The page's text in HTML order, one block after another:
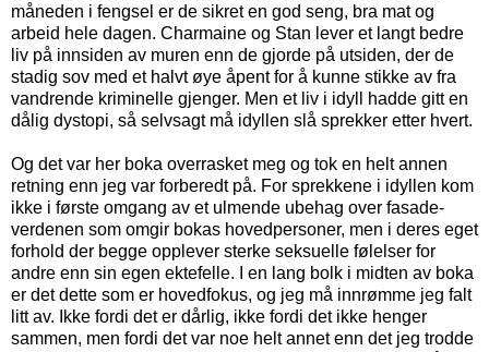
måneden i fengsel er de sikret en god seng, bra mat og
arbeid hele dagen. Charmaine og Stan lever et langt bedre
liv på innsiden av muren enn de gjorde på utsiden, der de
stadig sov med et halvt øye åpent for å kunne stikke av fra
vandrende kriminelle gjenger. Men et liv i idyll hadde gitt en
dålig dystopi, så selvsagt må idyllen slå sprekker etter hvert.
Og det var her boka overrasket meg og tok en helt annen
retning enn jeg var forberedt på. For sprekkene i idyllen kom
ikke i første omgang av et ulmende ubehag over fasade-
verdenen som omgir bokas hovedpersoner, men i deres eget
forhold der begge opplever sterke seksuelle følelser for
andre enn sin egen ektefelle. I en lang bolk i midten av boka
er det dette som er hovedfokus, og jeg må innrømme jeg falt
litt av. Ikke fordi det er dårlig, ikke fordi det ikke henger
sammen, men fordi det var noe helt annet enn det jeg trodde